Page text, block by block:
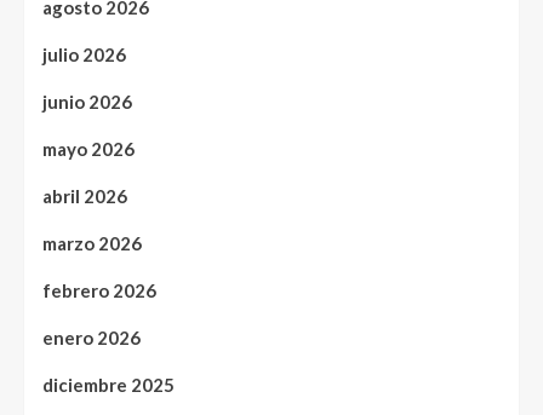
agosto 2026
julio 2026
junio 2026
mayo 2026
abril 2026
marzo 2026
febrero 2026
enero 2026
diciembre 2025